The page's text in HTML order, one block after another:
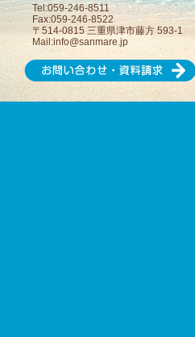
Tel:059-246-8511
Fax:059-246-8522
〒514-0815 三重県津市藤方 593-1
Mail:info@sanmare.jp